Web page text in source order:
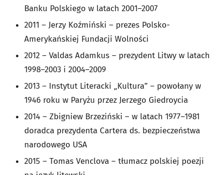
Banku Polskiego w latach 2001–2007
2011 – Jerzy Koźmiński – prezes Polsko-
Amerykańskiej Fundacji Wolności
2012 – Valdas Adamkus – prezydent Litwy w latach
1998–2003 i 2004–2009
2013 – Instytut Literacki „Kultura” – powołany w
1946 roku w Paryżu przez Jerzego Giedroycia
2014 – Zbigniew Brzeziński – w latach 1977–1981
doradca prezydenta Cartera ds. bezpieczeństwa
narodowego USA
2015 – Tomas Venclova – tłumacz polskiej poezji